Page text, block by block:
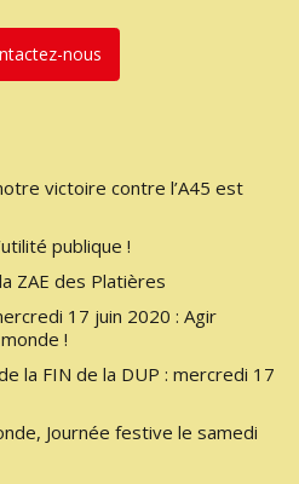
nous
victoire contre l’A45 est
publique !
ZAE des Platières
17 juin 2020 : Agir
!
la FIN de la DUP : mercredi 17
Journée festive le samedi